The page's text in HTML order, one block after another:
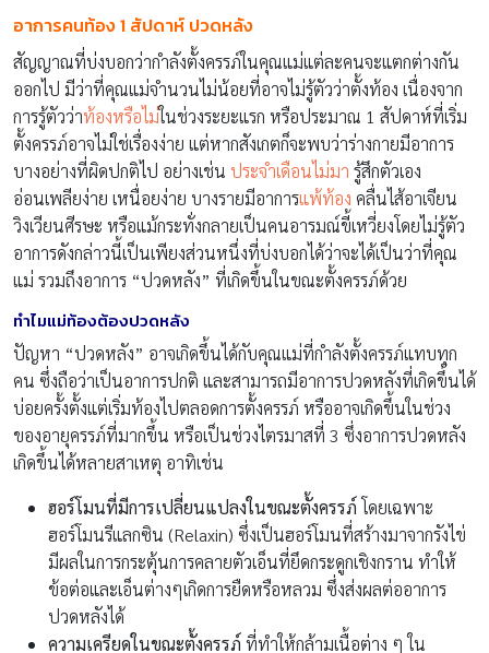
อาการคนท้อง 1 สัปดาห์ ปวดหลัง
สัญญาณที่บ่งบอกว่ากำลังตั้งครรภ์ในคุณแม่แต่ละคนจะแตกต่างกัน
ออกไป มีว่าที่คุณแม่จำนวนไม่น้อยที่อาจไม่รู้ตัวว่าตั้งท้อง เนื่องจาก
การรู้ตัวว่าท้องหรือไม่ในช่วงระยะแรก หรือประมาณ 1 สัปดาห์ที่เริ่ม
ตั้งครรภ์อาจไม่ใช่เรื่องง่าย แต่หากสังเกตก็จะพบว่าร่างกายมีอาการ
บางอย่างที่ผิดปกติไป อย่างเช่น ประจำเดือนไม่มา รู้สึกตัวเอง
อ่อนเพลียง่าย เหนื่อยง่าย บางรายมีอาการแพ้ท้อง คลื่นไส้อาเจียน
วิงเวียนศีรษะ หรือแม้กระทั่งกลายเป็นคนอารมณ์ขี้เหวี่ยงโดยไม่รู้ตัว
อาการดังกล่าวนี้เป็นเพียงส่วนหนึ่งที่บ่งบอกได้ว่าจะได้เป็นว่าที่คุณ
แม่ รวมถึงอาการ “ปวดหลัง” ที่เกิดขึ้นในขณะตั้งครรภ์ด้วย
ทำไมแม่ท้องต้องปวดหลัง
ปัญหา “ปวดหลัง” อาจเกิดขึ้นได้กับคุณแม่ที่กำลังตั้งครรภ์แทบทุก
คน ซึ่งถือว่าเป็นอาการปกติ และสามารถมีอาการปวดหลังที่เกิดขึ้นได้
บ่อยครั้งตั้งแต่เริ่มท้องไปตลอดการตั้งครรภ์ หรืออาจเกิดขึ้นในช่วง
ของอายุครรภ์ที่มากขึ้น หรือเป็นช่วงไตรมาสที่ 3 ซึ่งอาการปวดหลัง
เกิดขึ้นได้หลายสาเหตุ อาทิเช่น
ฮอร์โมนที่มีการเปลี่ยนแปลงในขณะตั้งครรภ์ โดยเฉพาะ
ฮอร์โมนรีแลกซิน (Relaxin) ซึ่งเป็นฮอร์โมนที่สร้างมาจากรังไข่
มีผลในการกระตุ้นการคลายตัวเอ็นที่ยึดกระดูกเชิงกราน ทำให้
ข้อต่อและเอ็นต่างๆเกิดการยืดหรือหลวม ซึ่งส่งผลต่ออาการ
ปวดหลังได้
ความเครียดในขณะตั้งครรภ์ ที่ทำให้กล้ามเนื้อต่าง ๆ ใน